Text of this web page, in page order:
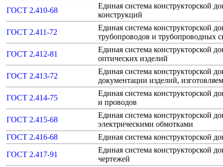
ГОСТ 2.410-68
Единая система конструкторской
конструкций
ГОСТ 2.411-72
Единая система конструкторской
трубопроводов и трубопроводных
ГОСТ 2.412-81
Единая система конструкторской
оптических изделий
ГОСТ 2.413-72
Единая система конструкторской
документации изделий,
ГОСТ 2.414-75
Единая система конструкторской
и проводов
ГОСТ 2.415-68
Единая система конструкторской
электрическими обмотками
ГОСТ 2.416-68
Единая система конструкторской
ГОСТ 2.417-91
Единая система конструкторской
чертежей